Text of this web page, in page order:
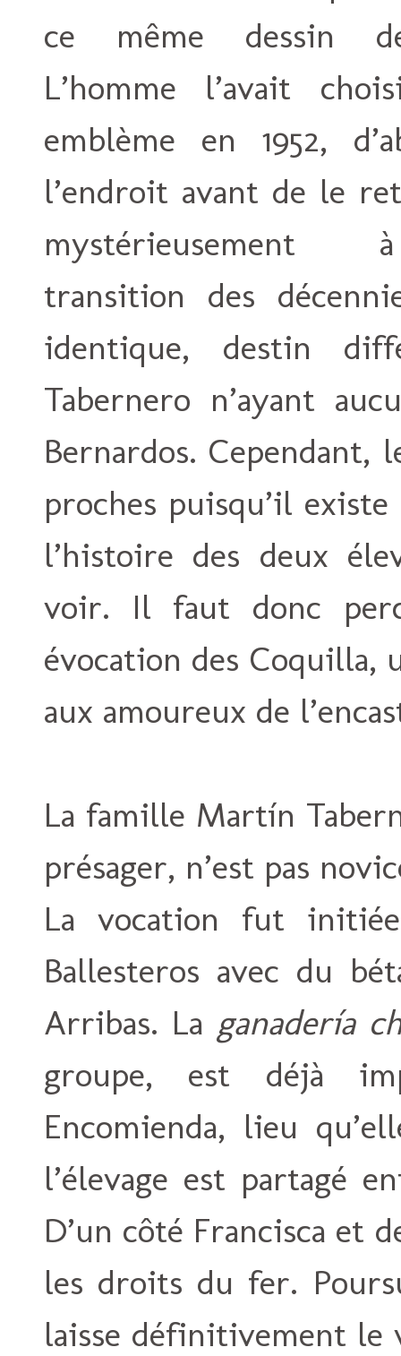
ce même dessin
L’homme l’avait
emblème en 1952,
l’endroit avant de le
transition des
identique, destin
Tabernero n’ayant
Bernardos. Cependant,
proches puisqu’il
l’histoire des deux
voir. Il faut donc
évocation des
aux amoureux de
La famille Martín
présager, n’est pas
La vocation fut
Ballesteros avec du
Arribas. La ganadería
groupe, est déjà
Encomienda, lieu
l’élevage est partagé
D’un côté Francisca et
les droits du fer.
laisse définitivement le